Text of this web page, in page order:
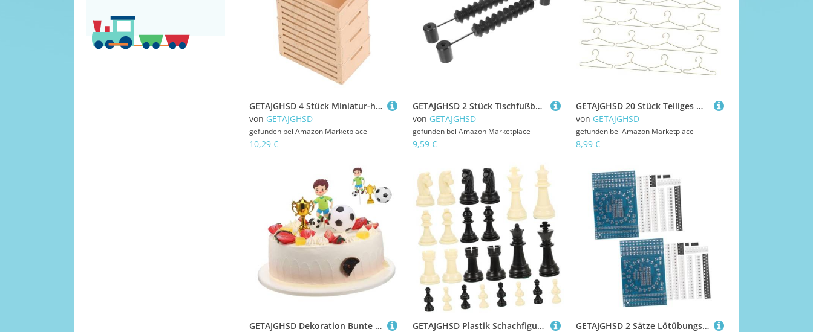
GETAJGHSD 4 Stück Miniatur-holzkörbe Für Puppenhaus- Zubehör Mini-aufbewahrungskiste Für Puppenhaus-Landschaft
von GETAJGHSD
gefunden bei Amazon Marketplace
10,29 €
GETAJGHSD 2 Stück Tischfußball Zähler Teiliges Multifunktionale Scorekeeper Bars Klare Punktezähler für Tischfußballspiele Eleganter Fußball Tisch Spielstandsanzeiger Geeignet für
von GETAJGHSD
gefunden bei Amazon Marketplace
9,59 €
GETAJGHSD 20 Stück Teiliges Mini Puppenkleiderbügel aus Metall Goldfarbene Miniatur Kleiderbügel für Puppenkleidung Stabiler Puppenkleiderständer zur Ordentlichen Aufbewahrung im
von GETAJGHSD
gefunden bei Amazon Marketplace
8,99 €
GETAJGHSD Dekoration Bunte Faderesistente Fußball Party Cake Topper für Kindergeburtstag Passend für Verschiedene Kuchen Lebendige Farben für Sportliche Feiern
GETAJGHSD Plastik Schachfiguren PP Material Langlebig Leicht Internationaler Ersatz für Schachbrett Geeignet Königshöhe Kompakt Handlich für Schachspiel Austausch
GETAJGHSD 2 Sätze Lötübungsset Teilig SMD Elektronik DIY Kit für Anfänger und Profis Skill Training mit Übungsplatine und Komponenten zur Systematischen Lötpraxis